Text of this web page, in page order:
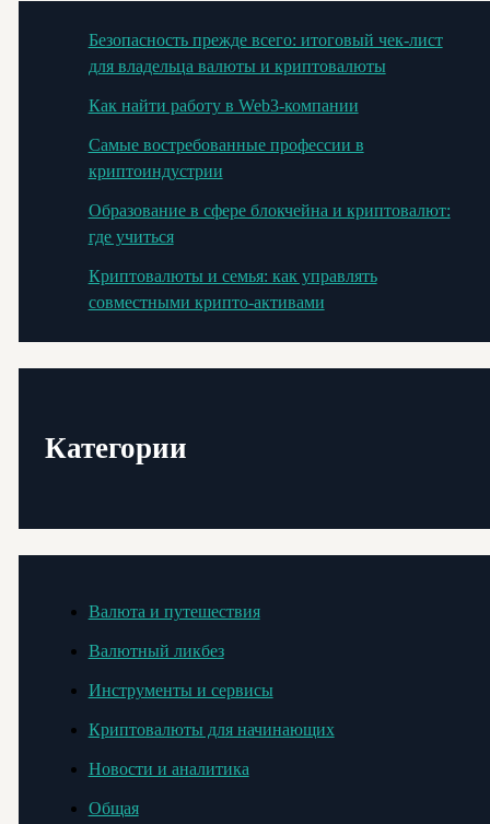
Безопасность прежде всего: итоговый чек-лист
для владельца валюты и криптовалюты
Как найти работу в Web3-компании
Самые востребованные профессии в
криптоиндустрии
Образование в сфере блокчейна и криптовалют:
где учиться
Криптовалюты и семья: как управлять
совместными крипто-активами
Категории
Валюта и путешествия
Валютный ликбез
Инструменты и сервисы
Криптовалюты для начинающих
Новости и аналитика
Общая